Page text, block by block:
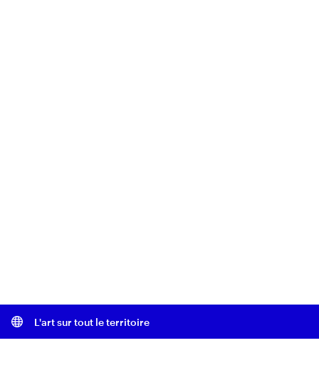
L'art sur tout le territoire